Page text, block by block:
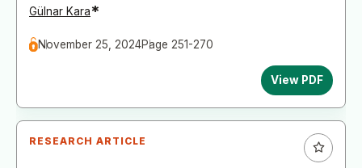
Gülnar Kara*
November 25, 2024Page 251-270
View PDF
RESEARCH ARTICLE